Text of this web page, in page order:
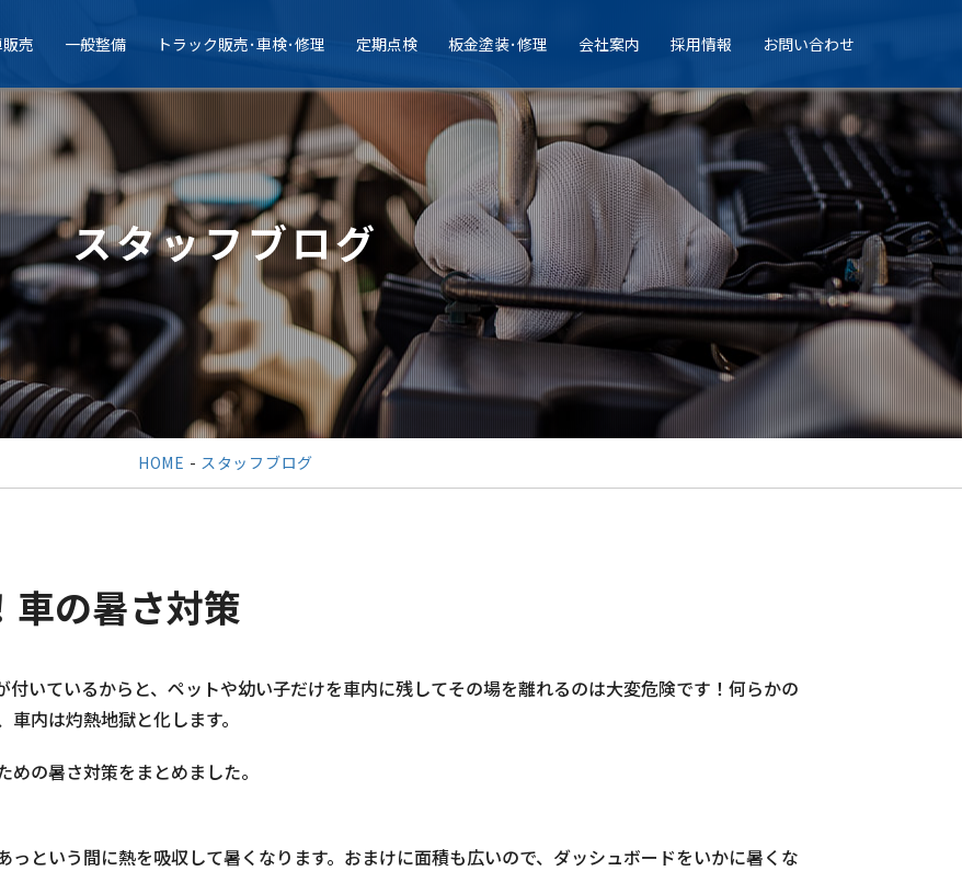
売 一般整備 トラック販売･車検･修理 定期点検 板金塗装･修理 会社案内 採用情報 お問い合わせ
スタッフブログ
HOME - スタッフブログ
車の暑さ対策
いているからと、ペットや幼い子だけを車内に残してその場を離れるのは大変危険です！何らかの
内は灼熱地獄と化します。
の暑さ対策をまとめました。
という間に熱を吸収して暑くなります。おまけに面積も広いので、ダッシュボードをいかに暑くな